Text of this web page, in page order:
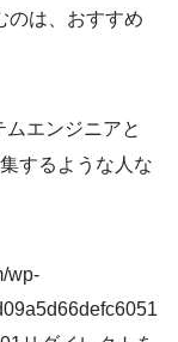
のは、おすすめ
エンジニアと
するような人な
wp-